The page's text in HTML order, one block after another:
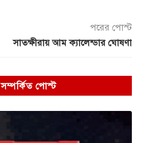
পরের পোস্ট
সাতক্ষীরায় আম ক্যালেন্ডার ঘোষণা
সম্পর্কিত পোস্ট